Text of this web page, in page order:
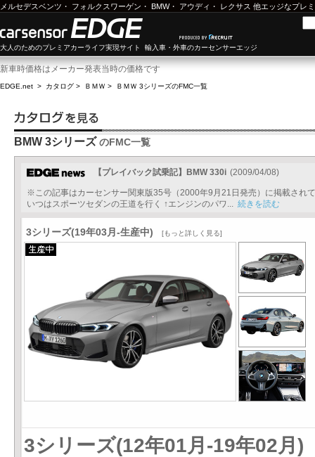
メルセデスベンツ ・ フォルクスワーゲン ・ BMW・ アウディ ・ レクサス 他エッジなプレ
大人のためのプレミアカーライフ実現サイト 輸入車・外車のカーセンサーエッジ
新車時価格はメーカー発表当時の価格です
EDGE.net > カタログ > ＢＭＷ > ＢＭＷ 3シリーズのFMC一覧
BMW 3シリーズ のFMC一覧
【プレイバック試乗記】BMW 330i (2009/04/08)
※この記事はカーセンサー関東版35号（2000年9月21日発売）に掲載され
いつはスポーツセダンの王道を行く ↑エンジンのパワ... 続きを読む
3シリーズ(19年03月-生産中) [もっと詳しく見る]
3シリーズ(12年01月-19年02月)